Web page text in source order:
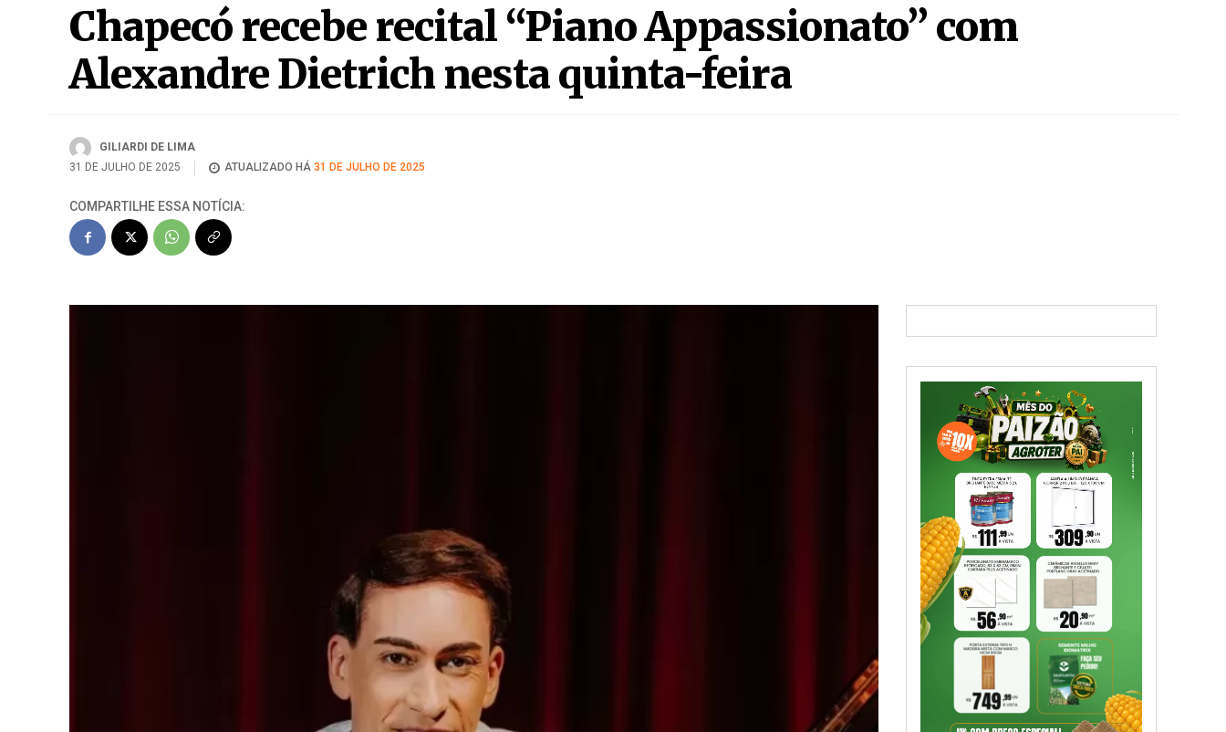
Chapecó recebe recital “Piano Appassionato” com
Alexandre Dietrich nesta quinta-feira
GILIARDI DE LIMA
31 DE JULHO DE 2025
ATUALIZADO HÁ 31 DE JULHO DE 2025
COMPARTILHE ESSA NOTÍCIA: